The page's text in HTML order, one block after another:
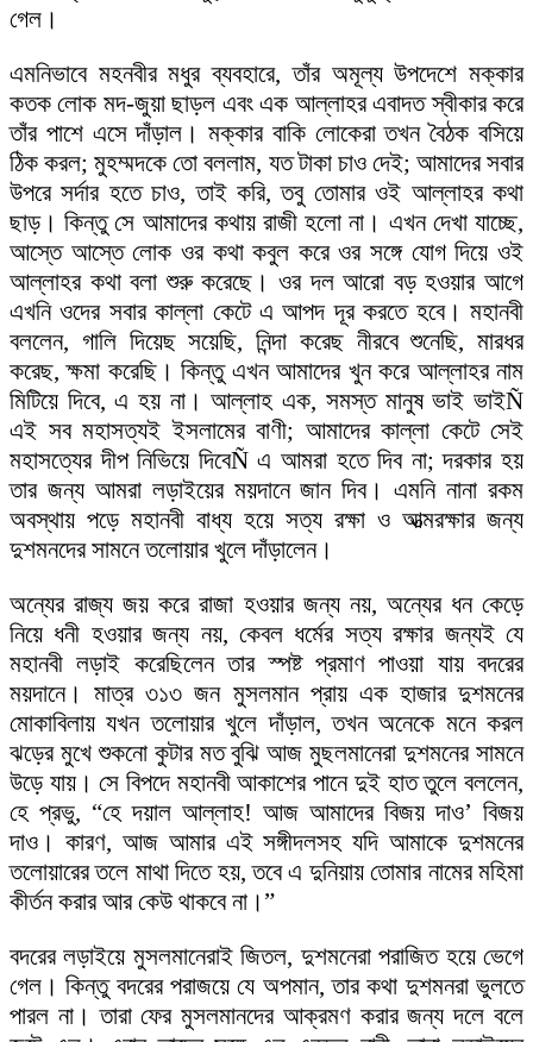
গেল।
এমনিভাবে মহনবীর মধুর ব্যবহারে, তাঁর অমূল্য উপদেশে মক্কার
কতক লোক মদ-জুয়া ছাড়ল এবং এক আল্লাহর এবাদত স্বীকার করে
তাঁর পাশে এসে দাঁড়াল। মক্কার বাকি লোকেরা তখন বৈঠক বসিয়ে
ঠিক করল; মুহম্মদকে তো বললাম, যত টাকা চাও দেই; আমাদের সবার
উপরে সর্দার হতে চাও, তাই করি, তবু তোমার ওই আল্লাহর কথা
ছাড়। কিন্তু সে আমাদের কথায় রাজী হলো না। এখন দেখা যাচ্ছে,
আস্তে আস্তে লোক ওর কথা কবুল করে ওর সঙ্গে যোগ দিয়ে ওই
আল্লাহর কথা বলা শুরু করেছে। ওর দল আরো বড় হওয়ার আগে
এখনি ওদের সবার কাল্লা কেটে এ আপদ দূর করতে হবে। মহানবী
বললেন, গালি দিয়েছ সয়েছি, নিন্দা করেছ নীরবে শুনেছি, মারধর
করেছ, ক্ষমা করেছি। কিন্তু এখন আমাদের খুন করে আল্লাহর নাম
মিটিয়ে দিবে, এ হয় না। আল্লাহ এক, সমস্ত মানুষ ভাই ভাইÑ
এই সব মহাসত্যই ইসলামের বাণী; আমাদের কাল্লা কেটে সেই
মহাসত্যের দীপ নিভিয়ে দিবেÑ এ আমরা হতে দিব না; দরকার হয়
তার জন্য আমরা লড়াইয়ের ময়দানে জান দিব। এমনি নানা রকম
অবস্থায় পড়ে মহানবী বাধ্য হয়ে সত্য রক্ষা ও আত্মরক্ষার জন্য
দুশমনদের সামনে তলোয়ার খুলে দাঁড়ালেন।
অন্যের রাজ্য জয় করে রাজা হওয়ার জন্য নয়, অন্যের ধন কেড়ে
নিয়ে ধনী হওয়ার জন্য নয়, কেবল ধর্মের সত্য রক্ষার জন্যই যে
মহানবী লড়াই করেছিলেন তার স্পষ্ট প্রমাণ পাওয়া যায় বদরের
ময়দানে। মাত্র ৩১৩ জন মুসলমান প্রায় এক হাজার দুশমনের
মোকাবিলায় যখন তলোয়ার খুলে দাঁড়াল, তখন অনেকে মনে করল
ঝড়ের মুখে শুকনো কুটার মত বুঝি আজ মুছলমানেরা দুশমনের সামনে
উড়ে যায়। সে বিপদে মহানবী আকাশের পানে দুই হাত তুলে বললেন,
হে প্রভু, “হে দয়াল আল্লাহ! আজ আমাদের বিজয় দাও’ বিজয়
দাও। কারণ, আজ আমার এই সঙ্গীদলসহ যদি আমাকে দুশমনের
তলোয়ারের তলে মাথা দিতে হয়, তবে এ দুনিয়ায় তোমার নামের মহিমা
কীর্তন করার আর কেউ থাকবে না।”
বদরের লড়াইয়ে মুসলমানেরাই জিতল, দুশমনেরা পরাজিত হয়ে ভেগে
গেল। কিন্তু বদরের পরাজয়ে যে অপমান, তার কথা দুশমনরা ভুলতে
পারল না। তারা ফের মুসলমানদের আক্রমণ করার জন্য দলে বলে